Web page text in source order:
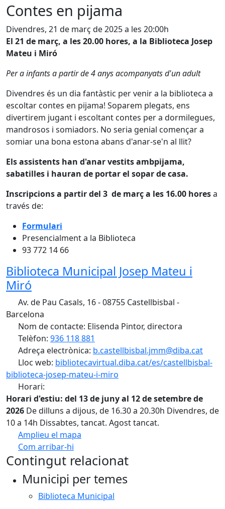
Contes en pijama
Divendres, 21 de març de 2025 a les 20:00h
El 21 de març, a les 20.00 hores, a la Biblioteca Josep
Mateu i Miró
Per a infants a partir de 4 anys acompanyats d'un adult
Divendres és un dia fantàstic per venir a la biblioteca a
escoltar contes en pijama! Soparem plegats, ens
divertirem jugant i escoltant contes per a dormilegues,
mandrosos i somiadors. No seria genial començar a
somiar una bona estona abans d'anar-se'n al llit?
Els assistents han d'anar vestits ambpijama,
sabatilles i hauran de portar el sopar de casa.
Inscripcions a partir del 3 de març a les 16.00 horesa
través de:
Formulari
Presencialment a la Biblioteca
93 772 14 66
Biblioteca Municipal Josep Mateu i
Miró
Av. de Pau Casals, 16 - 08755 Castellbisbal -
Barcelona
Nom de contacte: Elisenda Pintor, directora
Telèfon: 936 118 881
Adreça electrònica: b.castellbisbal.jmm@diba.cat
Lloc web: bibliotecavirtual.diba.cat/es/castellbisbal-
biblioteca-josep-mateu-i-miro
Horari:
Horari d'estiu: del 13 de juny al 12 de setembre de
2026 De dilluns a dijous, de 16.30 a 20.30h Divendres, de
10 a 14h Dissabtes, tancat. Agost tancat.
Amplieu el mapa
Com arribar-hi
+
Contingut relacionat
Municipi per temes
Biblioteca Municipal